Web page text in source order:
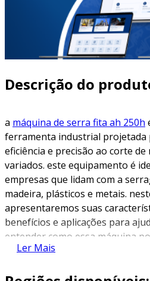
Descrição do
a máquina de serra fita ah 250h
ferramenta industrial projetada
eficiência e precisão ao corte de
variados. este equipamento é
empresas que lidam com a
madeira, plásticos e metais.
apresentaremos suas
benefícios e aplicações para
entender como essa máquina
valor à sua operação.
características principais
Ler Mais